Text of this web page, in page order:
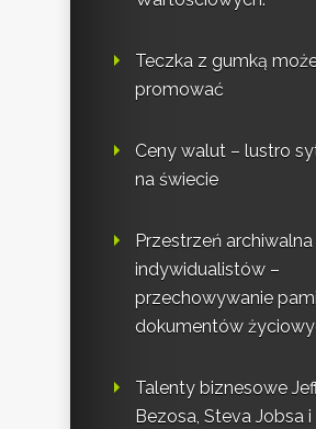
Teczka z gumką
promować
Ceny walut – lustro
na świecie
Przestrzeń
indywidualistów –
przechowywanie
dokumentów
Talenty biznesowe
Bezosa, Steva Jobsa i